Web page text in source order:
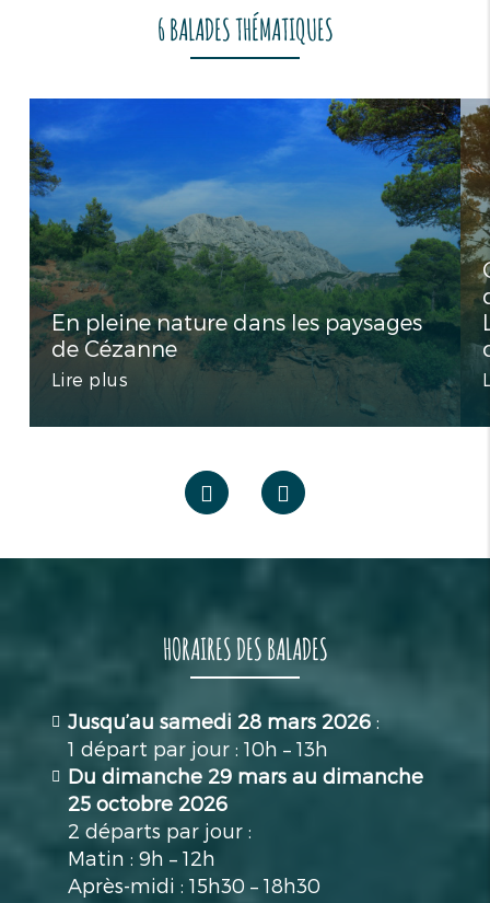
6 BALADES THÉMATIQUES
En pleine nature dans les paysages
de Cézanne
Lire plus
HORAIRES DES BALADES
Jusqu’au samedi 28 mars 2026 :
1 départ par jour : 10h – 13h
Du dimanche 29 mars au dimanche
25 octobre 2026
2 départs par jour :
Matin : 9h – 12h
Après-midi : 15h30 – 18h30